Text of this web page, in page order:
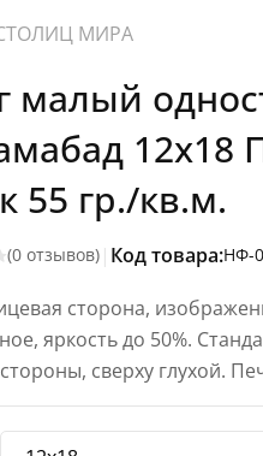
МИРА
малый
55 гр./кв.м.
(0 отзывов) | Код товара:НФ-
сторона,
яркость до 50%.
сверху глухой.